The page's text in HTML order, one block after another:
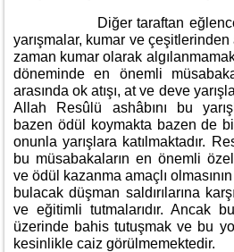
Diğer taraftan eğlence
yarışmalar, kumar ve çeşitlerinden
zaman kumar olarak
döneminde en önemli
arasında ok atışı, at ve deve
Allah Resûlü ashâbını bu
bazen ödül koymakta bazen de
onunla yarışlara katılmaktadır.
bu müsabakaların en önemli
ve ödül kazanma amaçlı
bulacak düşman saldırılarına
ve eğitimli tutmalarıdır. Ancak
üzerinde bahis tutuşmak ve bu
kesinlikle caiz görülmemektedir.